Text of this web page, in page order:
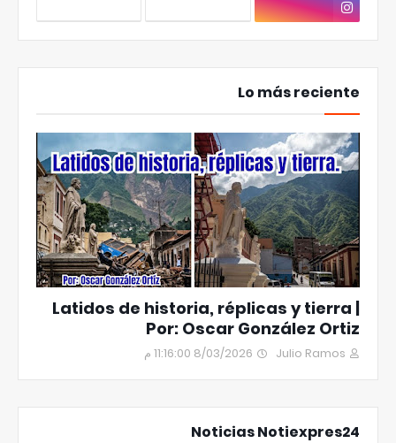
Lo más reciente
Latidos de historia, réplicas y tierra |
Por: Oscar González Ortiz
Julio Ramos 8/03/2026 11:16:00 م
Noticias Notiexpres24